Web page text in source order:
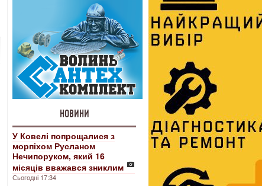
НОВИНИ
У Ковелі попрощалися з
морпіхом Русланом
Нечипоруком, який 16
місяців вважався зниклим
Сьогодні 17:34